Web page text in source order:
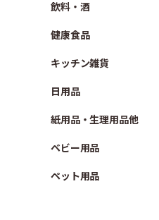
飲料・酒
健康食品
キッチン雑貨
日用品
紙用品・生理用品他
ベビー用品
ペット用品